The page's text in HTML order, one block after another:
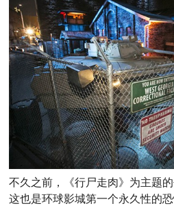
不久之前，《行尸走肉》为主题
这也是环球影城第一个永久性的